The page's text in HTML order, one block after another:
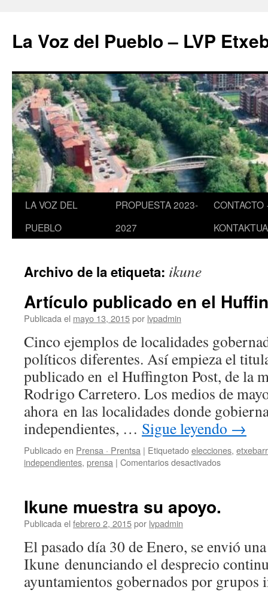
contenido
La Voz del Pueblo – LVP
LA VOZ DEL
PUEBLO
PROPUESTA 2023-
2027
CONTACTO ·
KONTAKTUA
Archivo de la etiqueta: ikune
Artículo publicado en el
Publicada el mayo 13, 2015por lvpadmin
Cinco ejemplos de localidades
políticos diferentes. Así empieza el
publicado en el Huffington Post, de la
Rodrigo Carretero. Los medios de
ahora en las localidades donde
independientes, … Sigue leyendo →
Publicado en Prensa · Prentsa | Etiquetadoelecciones,
independientes, prensa | Comentarios desactivadosen
Ikune muestra su apoyo.
Publicada el febrero 2, 2015por lvpadmin
El pasado día 30 de Enero, se envió
Ikune denunciando el desprecio
ayuntamientos gobernados por grupos